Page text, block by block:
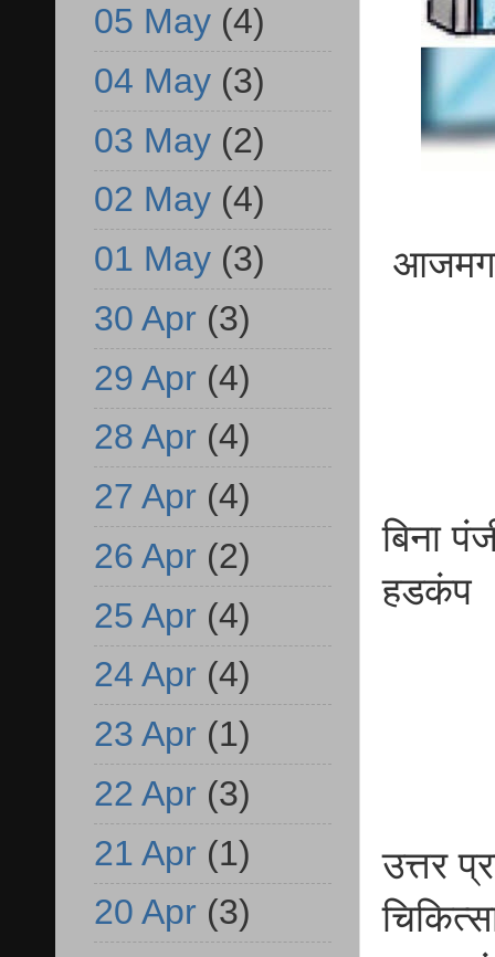
बिना
हडकंप
उत्तर
05 May (4)
04 May (3)
03 May (2)
02 May (4)
01 May (3)
30 Apr (3)
29 Apr (4)
28 Apr (4)
27 Apr (4)
26 Apr (2)
25 Apr (4)
24 Apr (4)
23 Apr (1)
22 Apr (3)
21 Apr (1)
20 Apr (3)